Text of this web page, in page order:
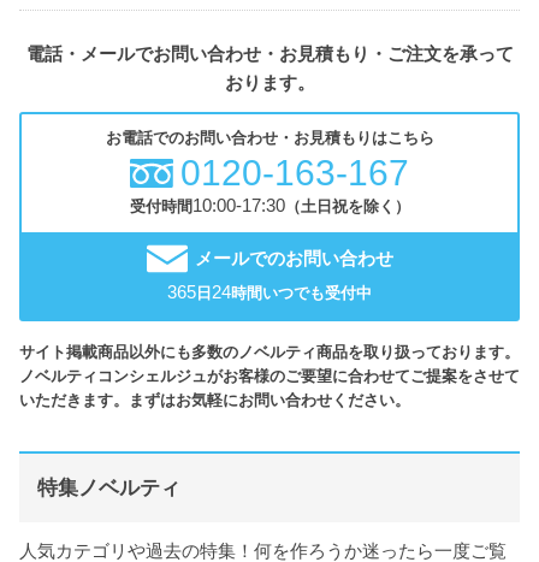
電話・メールでお問い合わせ・お見積もり・ご注文を承って
おります。
お電話でのお問い合わせ・お見積もりはこちら
0120-163-167
受付時間10:00-17:30（土日祝を除く）
メールでのお問い合わせ
365日24時間いつでも受付中
サイト掲載商品以外にも多数のノベルティ商品を取り扱っております。
ノベルティコンシェルジュがお客様のご要望に合わせてご提案をさせて
いただきます。まずはお気軽にお問い合わせください。
特集ノベルティ
人気カテゴリや過去の特集！何を作ろうか迷ったら一度ご覧